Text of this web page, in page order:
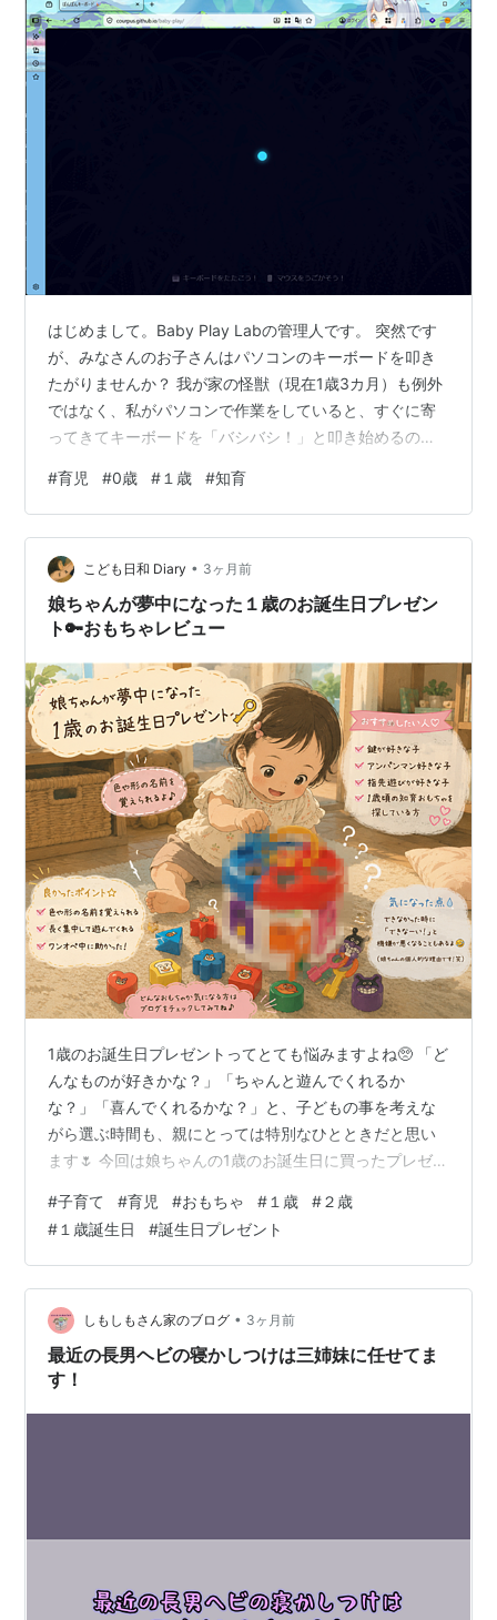
はじめまして。Baby Play Labの管理人です。 突然です
が、みなさんのお子さんはパソコンのキーボードを叩き
たがりませんか？ 我が家の怪獣（現在1歳3カ月）も例外
ではなく、私がパソコンで作業をしていると、すぐに寄
ってきてキーボードを「バシバシ！」と叩き始めるので
（笑）。 でも、ある日ふと考えたんです。 「テレビのリ
モコンを押したらチャンネルが変わるように、キーボー
ドを叩いたら何かが起きたら、もっと面白いんじゃない
か？」 リモコンを押すと「ピッ」と音がして画面が変わ
る。その「行動 → 反応」の体験が、きっと子供にとって
はたまらない。だったら、キ…
#育児 #0歳 # １歳 #知育
こども日和 Diary • 3ヶ月前
娘ちゃんが夢中になった１歳のお誕生日プレゼン
ト🔑おもちゃレビュー
1歳のお誕生日プレゼントってとても悩みますよね🥺 「ど
んなものが好きかな？」「ちゃんと遊んでくれるか
な？」「喜んでくれるかな？」と、子どもの事を考えな
がら選ぶ時間も、親にとっては特別なひとときだと思い
ます🌷 今回は娘ちゃんの1歳のお誕生日に買ったプレゼン
マンの鍵のおもちゃ」です✨ （正式名称は「入れよう！
開けよう！できるかな？かぎいっぱい育脳パズル」で
す） このおもちゃを選んだ理由は、２つあります🌷 １つ
目は、娘ちゃんがアンパンマンを認識し始めた時期だっ
たからです。アンパンマンを見ると嬉しそうにしたり、
照れたような反応を見せたりする姿が可…
#子育て #育児 #おもちゃ # １歳 #２歳
# １歳誕生日 #誕生日プレゼント
しもしもさん家のブログ • 3ヶ月前
最近の長男ヘビの寝かしつけは三姉妹に任せてま
す！